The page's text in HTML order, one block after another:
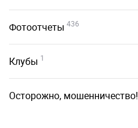
Фотоотчеты 436
Клубы 1
Осторожно, мошенничество!